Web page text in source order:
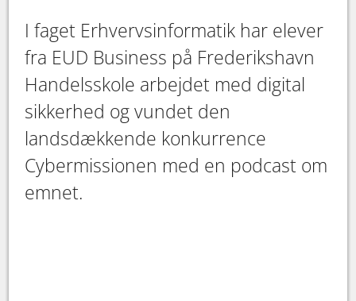
​​​​​​​I faget Erhvervsinformatik har elever
fra EUD Business på Frederikshavn
Handelsskole arbejdet med digital
sikkerhed og vundet den
landsdækkende konkurrence
Cybermissionen med en podcast om
emnet.